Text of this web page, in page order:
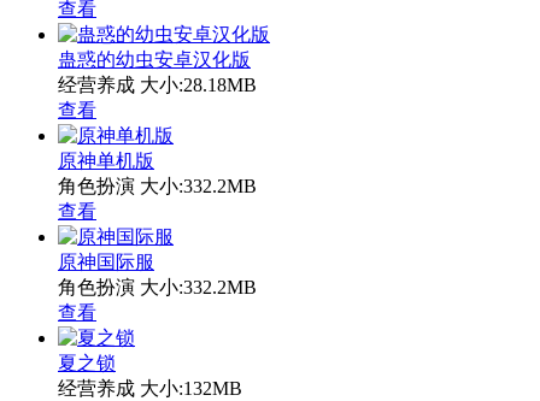
查看
蛊惑的幼虫安卓汉化版
经营养成 大小:28.18MB
查看
原神单机版
角色扮演 大小:332.2MB
查看
原神国际服
角色扮演 大小:332.2MB
查看
夏之锁
经营养成 大小:132MB